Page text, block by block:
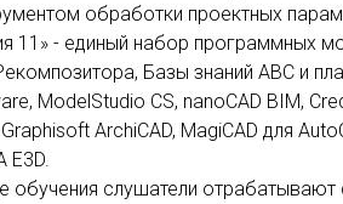
обработки проектных
11» - единый набор программных
Базы знаний АВС и
ModelStudio CS, nanoCAD BIM,
ArchiCAD, MagiCAD для
E3D.
обучения слушатели